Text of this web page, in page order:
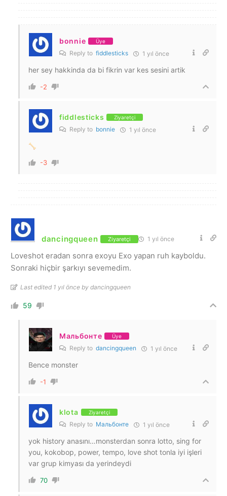
bonnie Üye
Reply to fiddlesticks 1 yıl önce
her sey hakkinda da bi fikrin var kes sesini artik
-2
fiddlesticks Ziyaretçi
Reply to bonnie 1 yıl önce
-3
dancingqueen Ziyaretçi 1 yıl önce
Loveshot eradan sonra exoyu Exo yapan ruh kayboldu.
Sonraki hiçbir şarkıyı sevemedim.
Last edited 1 yıl önce by dancingqueen
59
Мальбонте Üye
Reply to dancingqueen 1 yıl önce
Bence monster
-1
klota Ziyaretçi
Reply to Мальбонте 1 yıl önce
yok history anasını…monsterdan sonra lotto, sing for
you, kokobop, power, tempo, love shot tonla iyi işleri
var grup kimyası da yerindeydi
70